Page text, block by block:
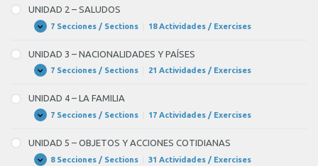
–
PRESENTACIONES
UNIDAD 2 – SALUDOS
Expandir
UNIDAD
–
SALUDOS
7 Secciones / Sections 18 Actividades / Exercises
UNIDAD 3 – NACIONALIDADES Y PAÍSES
Expandir
UNIDAD
–
NACIONALIDADES
Y
PAÍSES
7 Secciones / Sections 21 Actividades / Exercises
UNIDAD 4 – LA FAMILIA
Expandir
UNIDAD
–
LA
FAMILIA
7 Secciones / Sections 17 Actividades / Exercises
UNIDAD 5 – OBJETOS Y ACCIONES COTIDIANAS
Expandir
UNIDAD8 Secciones / Sections 31 Actividades / Exercises